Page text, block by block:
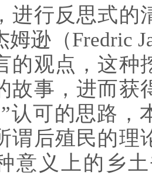
进行反思式的
姆逊（Fredric
的观点，这种
故事，进而获
认可的思路，
谓后殖民的理
意义上的乡